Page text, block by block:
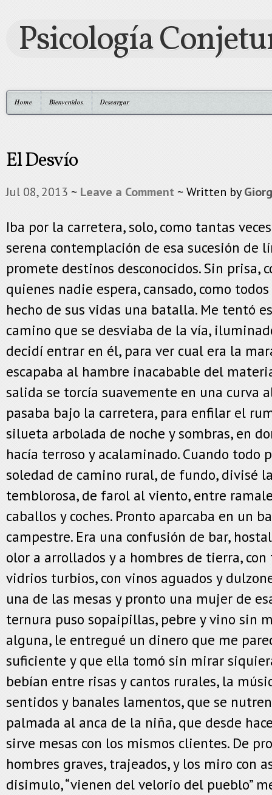
Psicología
Home Bienvenidos Descargar
El Desvío
Jul 08, 2013 ~ Leave a Comment ~ Written by
Iba por la carretera, solo, como tantas
serena contemplación de esa sucesión de
promete destinos desconocidos. Sin prisa,
quienes nadie espera, cansado, como
hecho de sus vidas una batalla. Me tentó
camino que se desviaba de la vía,
decidí entrar en él, para ver cual era la
escapaba al hambre inacabable del
salida se torcía suavemente en una curva
pasaba bajo la carretera, para enfilar el
silueta arbolada de noche y sombras, en
hacía terroso y acalaminado. Cuando todo
soledad de camino rural, de fundo, divisé
temblorosa, de farol al viento, entre
caballos y coches. Pronto aparcaba en un
campestre. Era una confusión de bar,
olor a arrollados y a hombres de tierra, con
vidrios turbios, con vinos aguados y
una de las mesas y pronto una mujer de
ternura puso sopaipillas, pebre y vino sin
alguna, le entregué un dinero que me
suficiente y que ella tomó sin mirar
bebían entre risas y cantos rurales, la
sentidos y banales lamentos, que se
palmada al anca de la niña, que desde
sirve mesas con los mismos clientes. De
hombres graves, trajeados, y los miro con
disimulo, “vienen del velorio del pueblo”